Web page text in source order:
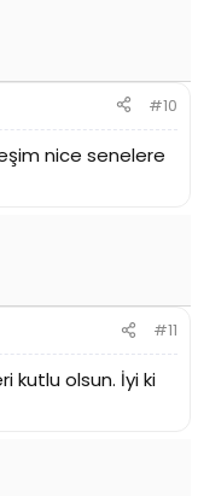
#10
nice senelere
#11
kutlu olsun. İyi ki